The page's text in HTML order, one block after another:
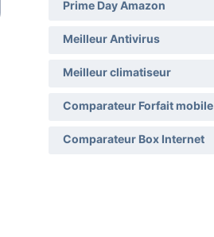
Prime Day Amazon
Meilleur Antivirus
Meilleur climatiseur
Comparateur Forfait mobile
Comparateur Box Internet